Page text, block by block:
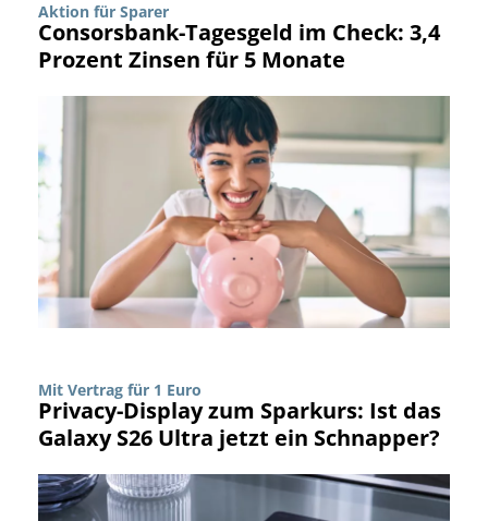
Aktion für Sparer
Consorsbank-Tagesgeld im Check: 3,4
Prozent Zinsen für 5 Monate
Mit Vertrag für 1 Euro
Privacy-Display zum Sparkurs: Ist das
Galaxy S26 Ultra jetzt ein Schnapper?